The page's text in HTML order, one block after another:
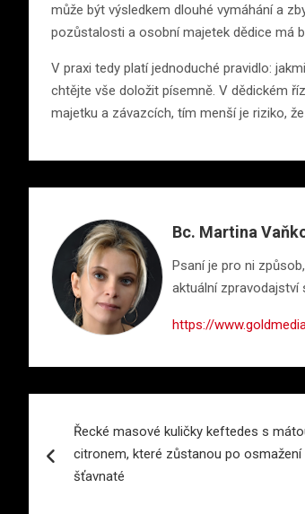
může být výsledkem dlouhé vymáhání a
pozůstalosti a osobní majetek dědice má
V praxi tedy platí jednoduché pravidlo:
chtějte vše doložit písemně. V dědickém
majetku a závazcích, tím menší je riziko,
Bc. Martina
Psaní je pro ni
aktuální zpravodajství
https://
pro
příspěvek
Řecké masové kuličky keftedes s
citronem, které zůstanou po osmažení
šťavnaté